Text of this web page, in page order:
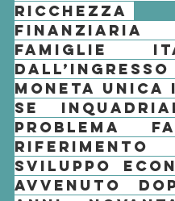
ricchezza
finanziaria
famiglie
Moneta Unica
Se
problema
sviluppo
avvenuto